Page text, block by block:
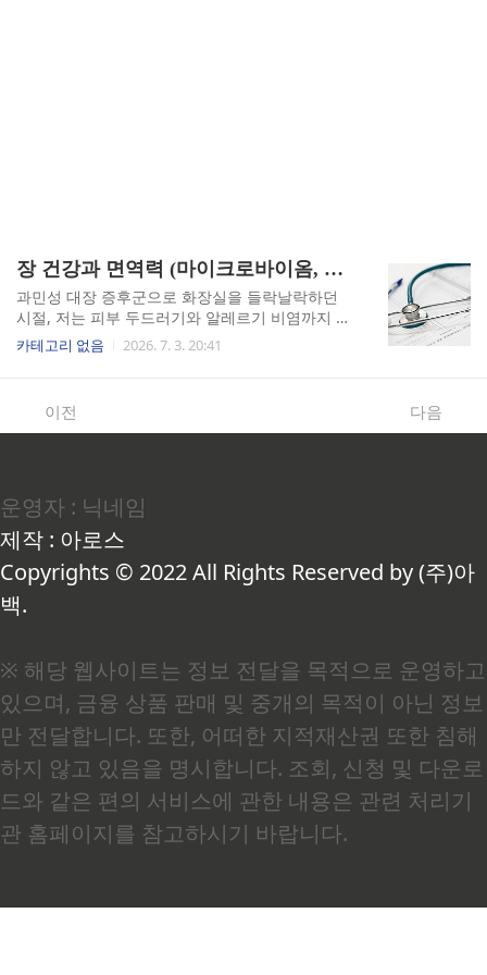
장 건강과 면역력 (마이크로바이옴, 장누수증후군, 프리바이오틱스)
과민성 대장 증후군으로 화장실을 들락날락하던
시절, 저는 피부 두드러기와 알레르기 비염까지 한
꺼번에 얻었습니다. 처음엔 그게 전부 장과 연결되
어 있다는 사실을 전혀 몰랐습니다. 장 건강이 면역
크로바이옴이 면역의 사령부인 이유우리 몸의 면
에 전체 면역 세포의 약 70% 이상이 집중되어 있습
니다(출처: 질병관리청). 여기서 GALT란 장점막에
분포한 면역 조직 전체를 가리키는 말로, 쉽게 말해
장이 곧 우리 몸 최대의 면역 기관이라는 의미입..
카테고리 없음 2026. 7. 3. 20:41
이전 다음
운영자 : 닉네임
제작 : 아로스
Copyrights © 2022 All Rights Reserved by (주)아
백.
※ 해당 웹사이트는 정보 전달을 목적으로 운영하고
있으며, 금융 상품 판매 및 중개의 목적이 아닌 정보
만 전달합니다. 또한, 어떠한 지적재산권 또한 침해
하지 않고 있음을 명시합니다. 조회, 신청 및 다운로
드와 같은 편의 서비스에 관한 내용은 관련 처리기
관 홈페이지를 참고하시기 바랍니다.